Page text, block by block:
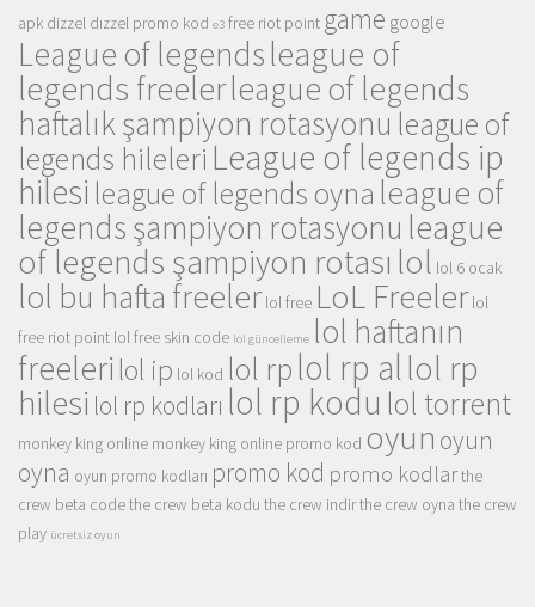
apk dizzel dızzel promo kod e3 free riot point game google
League of legendsleague of
legends freelerleague of legends
haftalık şampiyon rotasyonu league of
legends hileleri League of legends ip
hilesi league of legends oyna league of
legends şampiyon rotasyonu league
of legends şampiyon rotası lol lol 6 ocak
lol bu hafta freeler lol free LoL Freeler lol
free riot point lol free skin code lol güncelleme lol haftanın
freeleri lol ip lol kod lol rplol rp allol rp
hilesi lol rp kodları lol rp kodu lol torrent
monkey king online monkey king online promo kod oyun oyun
oyna oyun promo kodları promo kod promo kodlarthe
crew beta codethe crew beta kodu the crew indirthe crew oyna the crew
play ücretsiz oyun